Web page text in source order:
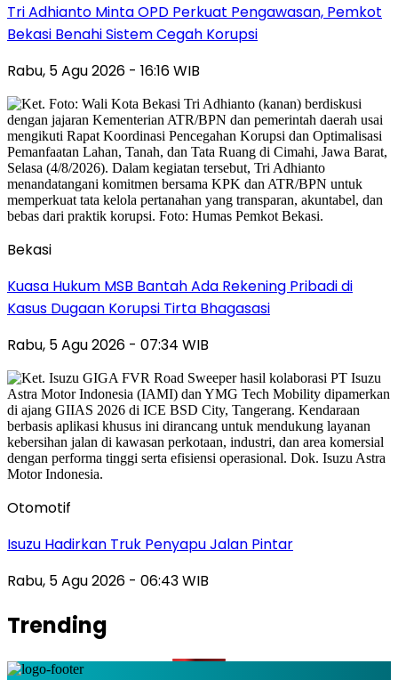
Tri Adhianto Minta OPD Perkuat Pengawasan, Pemkot
Bekasi Benahi Sistem Cegah Korupsi
Rabu, 5 Agu 2026 - 16:16 WIB
Bekasi
Kuasa Hukum MSB Bantah Ada Rekening Pribadi di
Kasus Dugaan Korupsi Tirta Bhagasasi
Rabu, 5 Agu 2026 - 07:34 WIB
Otomotif
Isuzu Hadirkan Truk Penyapu Jalan Pintar
Rabu, 5 Agu 2026 - 06:43 WIB
Trending